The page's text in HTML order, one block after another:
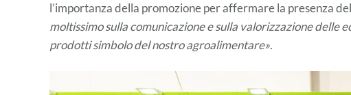
l’importanza della promozione per affermare la presenza
moltissimo sulla comunicazione e sulla valorizzazione delle
prodotti simbolo del nostro agroalimentare».